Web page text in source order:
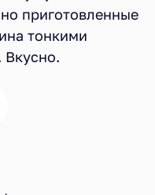
приготовленные
тонкими
Вкусно.